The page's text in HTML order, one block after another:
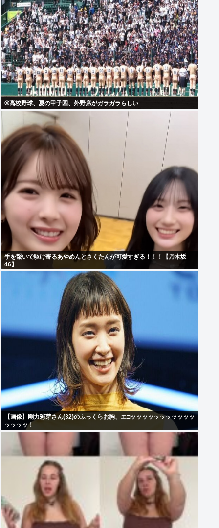
⚾高校野球、夏の甲子園、外野席がガラガラらしい
手を繋いで駆け寄るあやめんとさくたんが可愛すぎる！！！【乃木坂
46】
【画像】剛力彩芽さん(32)のふっくらお胸、エ□ッッッッッッッッッッッ
ッッッッ！